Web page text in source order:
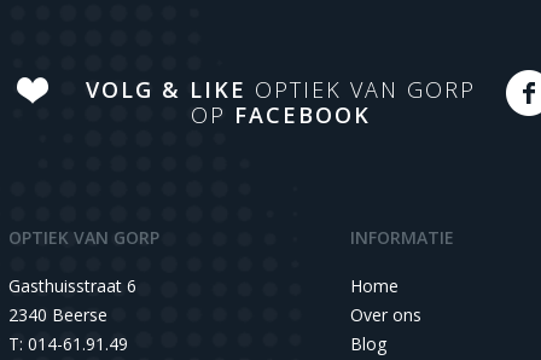
VOLG & LIKE OPTIEK VAN GORP
OP FACEBOOK
OPTIEK VAN GORP
Gasthuisstraat 6
2340 Beerse
T: 014-61.91.49
INFORMATIE
Home
Over ons
Blog